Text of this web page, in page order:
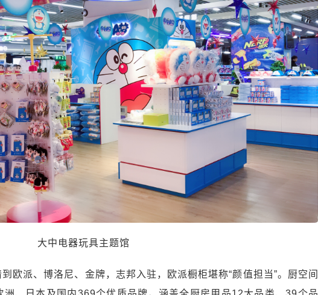
大中电器玩具主题馆
欧派、博洛尼、金牌，志邦入驻，欧派橱柜堪称“颜值担当”。厨空间